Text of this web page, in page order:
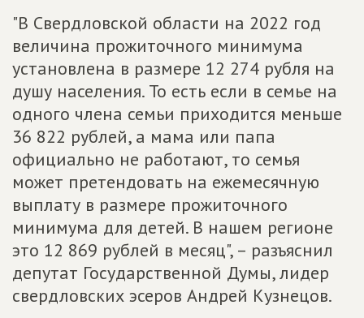
"В Свердловской области на 2022 год
величина прожиточного минимума
установлена в размере 12 274 рубля на
душу населения. То есть если в семье на
одного члена семьи приходится меньше
36 822 рублей, а мама или папа
официально не работают, то семья
может претендовать на ежемесячную
выплату в размере прожиточного
минимума для детей. В нашем регионе
это 12 869 рублей в месяц", – разъяснил
депутат Государственной Думы, лидер
свердловских эсеров Андрей Кузнецов.